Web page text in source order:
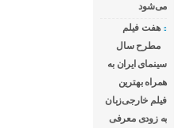
می‌شود
هفت فیلم
مطرح سال
سینمای ایران به
همراه بهترین
فیلم خارجی‌زبان
به زودی معرفی